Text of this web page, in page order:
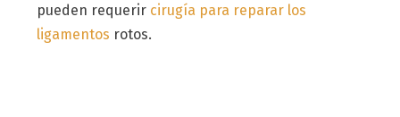
pueden requerir cirugía para reparar los
ligamentos rotos.